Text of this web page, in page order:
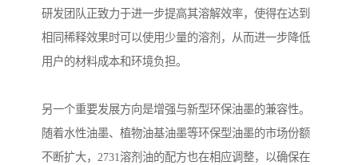
研发团队正致力于进一步提高其溶解效率，使得在达到
相同稀释效果时可以使用少量的溶剂，从而进一步降低
用户的材料成本和环境负担。
另一个重要发展方向是增强与新型环保油墨的兼容性。
随着水性油墨、植物油基油墨等环保型油墨的市场份额
不断扩大，2731溶剂油的配方也在相应调整，以确保在